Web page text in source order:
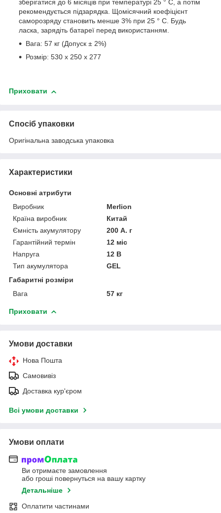
зберігатися до 6 місяців при температурі 25 ° C, а потім
рекомендується підзарядка. Щомісячний коефіцієнт
саморозряду становить менше 3% при 25 ° C. Будь
ласка, зарядіть батареї перед використанням.
Вага: 57 кг (Допуск ± 2%)
Розмір: 530 х 250 х 277
Приховати
Спосіб упаковки
Оригінальна заводська упаковка
Характеристики
Основні атрибути
Виробник
Merlion
Країна виробник
Китай
Ємність акумулятору
200 А. г
Гарантійний термін
12 міс
Напруга
12 В
Тип акумулятора
GEL
Габаритні розміри
Вага
57 кг
Приховати
Умови доставки
Нова Пошта
Самовивіз
Доставка кур'єром
Всі умови доставки
Умови оплати
Ви отримаєте замовлення
або гроші повернуться на вашу картку
Детальніше
Оплатити частинами